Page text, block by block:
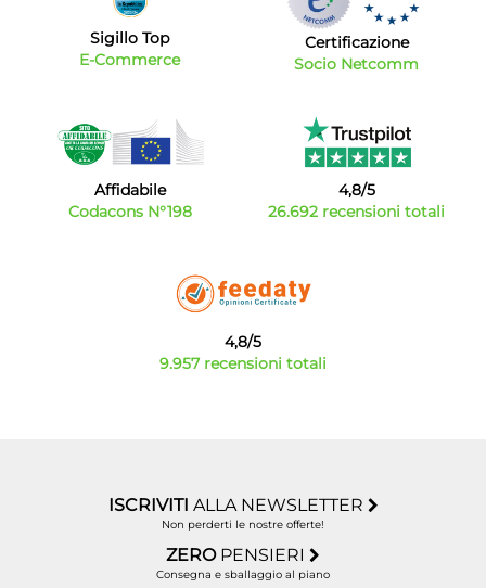
Sigillo Top
E-Commerce
Certificazione
Socio Netcomm
Affidabile
Codacons N°198
4,8/5
26.692 recensioni totali
4,8/5
9.957 recensioni totali
ISCRIVITI ALLA NEWSLETTER
Non perderti le nostre offerte!
ZERO PENSIERI
Consegna e sballaggio al piano